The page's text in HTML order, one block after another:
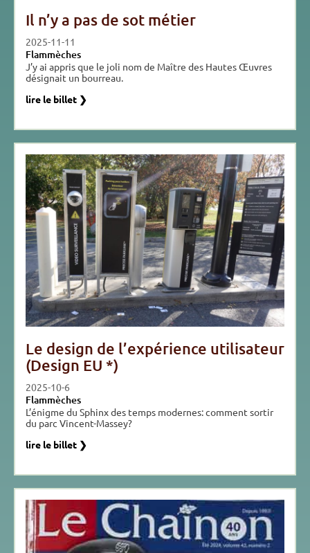
Il n’y a pas de sot métier
2025-11-11
Flammèches
J’y ai appris que le joli nom de Maître des Hautes Œuvres
désignait un bourreau.
lire le billet ❯
Le design de l’expérience utilisateur
(Design EU *)
2025-10-6
Flammèches
L’énigme du Sphinx des temps modernes: comment sortir
du parc Vincent-Massey?
lire le billet ❯